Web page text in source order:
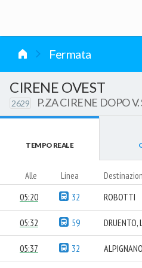
Fermata
CIRENE OVEST
2629 P.ZA CIRENE DOPO
TEMPO REALE
Alle Linea
05:20 32 ROBOTTI
05:32 59 DRUENTO,
05:37 32